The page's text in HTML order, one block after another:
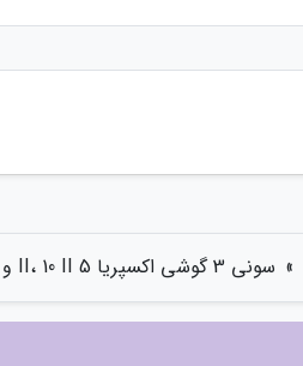
» سونی 3 گوشی اکسپریا 5 II، 10 II و L4 را به روزرسانی کرد